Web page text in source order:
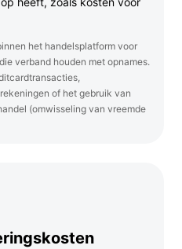
het handelsplatform voor
verband houden met opnames.
of het gebruik van
(omwisseling van vreemde